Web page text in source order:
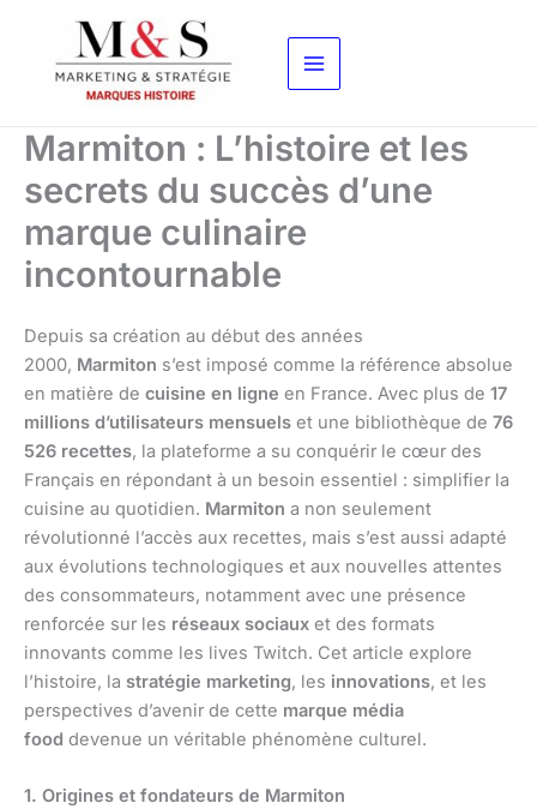
contenu
Marmiton : L’histoire et les
secrets du succès d’une
marque culinaire
incontournable
Depuis sa création au début des années
2000, Marmiton s’est imposé comme la référence absolue
en matière de cuisine en ligne en France. Avec plus de 17
millions d’utilisateurs mensuels et une bibliothèque de 76
526 recettes, la plateforme a su conquérir le cœur des
Français en répondant à un besoin essentiel : simplifier la
cuisine au quotidien. Marmiton a non seulement
révolutionné l’accès aux recettes, mais s’est aussi adapté
aux évolutions technologiques et aux nouvelles attentes
des consommateurs, notamment avec une présence
renforcée sur les réseaux sociaux et des formats
innovants comme les lives Twitch. Cet article explore
l’histoire, la stratégie marketing, les innovations, et les
perspectives d’avenir de cette marque média
food devenue un véritable phénomène culturel.
1. Origines et fondateurs de Marmiton